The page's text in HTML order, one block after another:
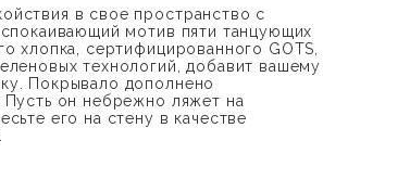
в свое пространство с
мотив пяти танцующих
хлопка, сертифицированного GOTS,
технологий, добавит вашему
Покрывало дополнено
Пусть он небрежно ляжет на
его на стену в качестве